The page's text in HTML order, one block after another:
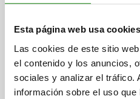
Esta página web usa cookies
Las cookies de este sitio
el contenido y los anuncios,
sociales y analizar el tráfico.
información sobre el uso
DISCO, FORMA:A, D=79,
DIÁMETRO DEL PLATO=79
CAPACIDAD DE CARGA MÁX. KN=9
Referencia:27800-1080
$70.43